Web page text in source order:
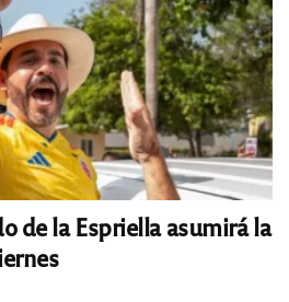
de la Espriella asumirá la